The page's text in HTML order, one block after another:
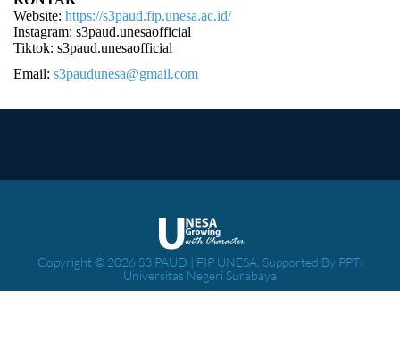
Website: https://s3paud.fip.unesa.ac.id/
Instagram: s3paud.unesaofficial
Tiktok: s3paud.unesaofficial
Email: s3paudunesa@gmail.com
Copyright © 2026 S3 PAUD | FIP UNESA. Supported By PPTI
Universitas Negeri Surabaya